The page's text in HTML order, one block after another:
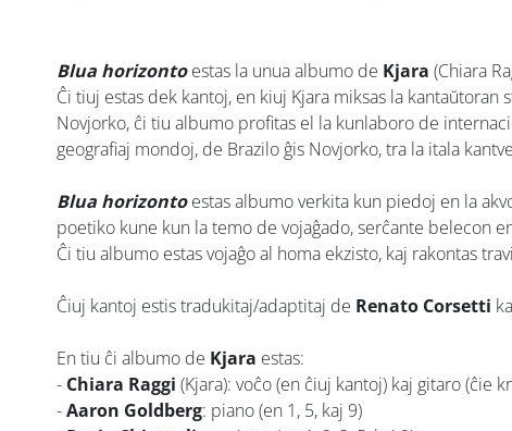
Blua horizontoestas la unua albumo de Kjara (Chiara
Ĉi tiuj estas dek kantoj, en kiuj Kjara miksas la
Novjorko, ĉi tiu albumo profitas el la kunlaboro de
geografiaj mondoj, de Brazilo ĝis Novjorko, tra la itala
Blua horizontoestas albumo verkita kun piedoj en la
poetiko kune kun la temo de vojaĝado, serĉante belecon
Ĉi tiu albumo estas vojaĝo al homa ekzisto, kaj rakontas
Ĉiuj kantoj estis tradukitaj/adaptitaj de Renato Corsetti
En tiu ĉi albumo de Kjara estas:
- Chiara Raggi (Kjara): voĉo (en ĉiuj kantoj) kaj gitaro (ĉie
-Aaron Goldberg: piano (en 1, 5, kaj 9)